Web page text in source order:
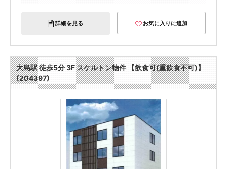
詳細を見る お気に入りに追加
大島駅 徒歩5分 3F スケルトン物件 【飲食可(重飲食不可)】
(204397)